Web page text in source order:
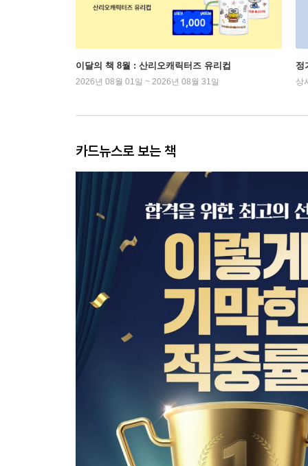
이달의 책 8월 : 산리오캐릭터즈 유리컵
2026년 08월 01일 ~ 2026년 08월 31일
정
상
카드뉴스로 보는 책